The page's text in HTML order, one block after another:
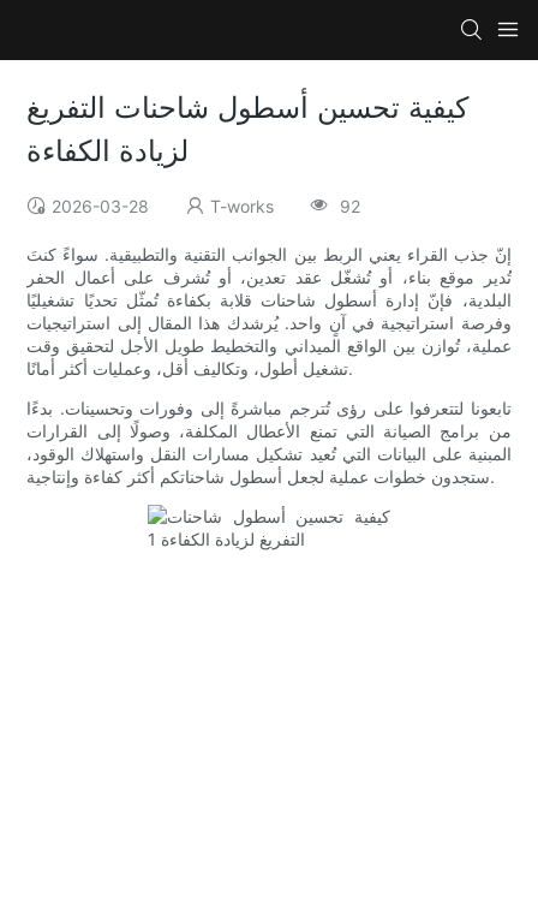
كيفية تحسين أسطول شاحنات التفريغ
لزيادة الكفاءة
2026-03-28 T-works 92
إنّ جذب القراء يعني الربط بين الجوانب التقنية والتطبيقية. سواءً كنتَ
تُدير موقع بناء، أو تُشغّل عقد تعدين، أو تُشرف على أعمال الحفر
البلدية، فإنّ إدارة أسطول شاحنات قلابة بكفاءة تُمثّل تحديًا تشغيليًا
وفرصة استراتيجية في آنٍ واحد. يُرشدك هذا المقال إلى استراتيجيات
عملية، تُوازن بين الواقع الميداني والتخطيط طويل الأجل لتحقيق وقت
تشغيل أطول، وتكاليف أقل، وعمليات أكثر أمانًا.
تابعونا لتتعرفوا على رؤى تُترجم مباشرةً إلى وفورات وتحسينات. بدءًا
من برامج الصيانة التي تمنع الأعطال المكلفة، وصولًا إلى القرارات
المبنية على البيانات التي تُعيد تشكيل مسارات النقل واستهلاك الوقود،
ستجدون خطوات عملية لجعل أسطول شاحناتكم أكثر كفاءة وإنتاجية.